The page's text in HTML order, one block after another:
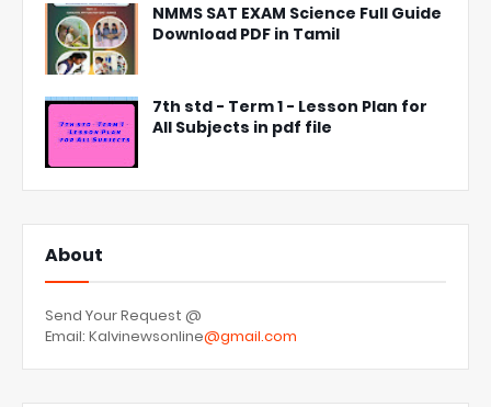
NMMS SAT EXAM Science Full Guide
Download PDF in Tamil
7th std - Term 1 - Lesson Plan for
All Subjects in pdf file
About
Send Your Request @
Email: Kalvinewsonline@gmail.com